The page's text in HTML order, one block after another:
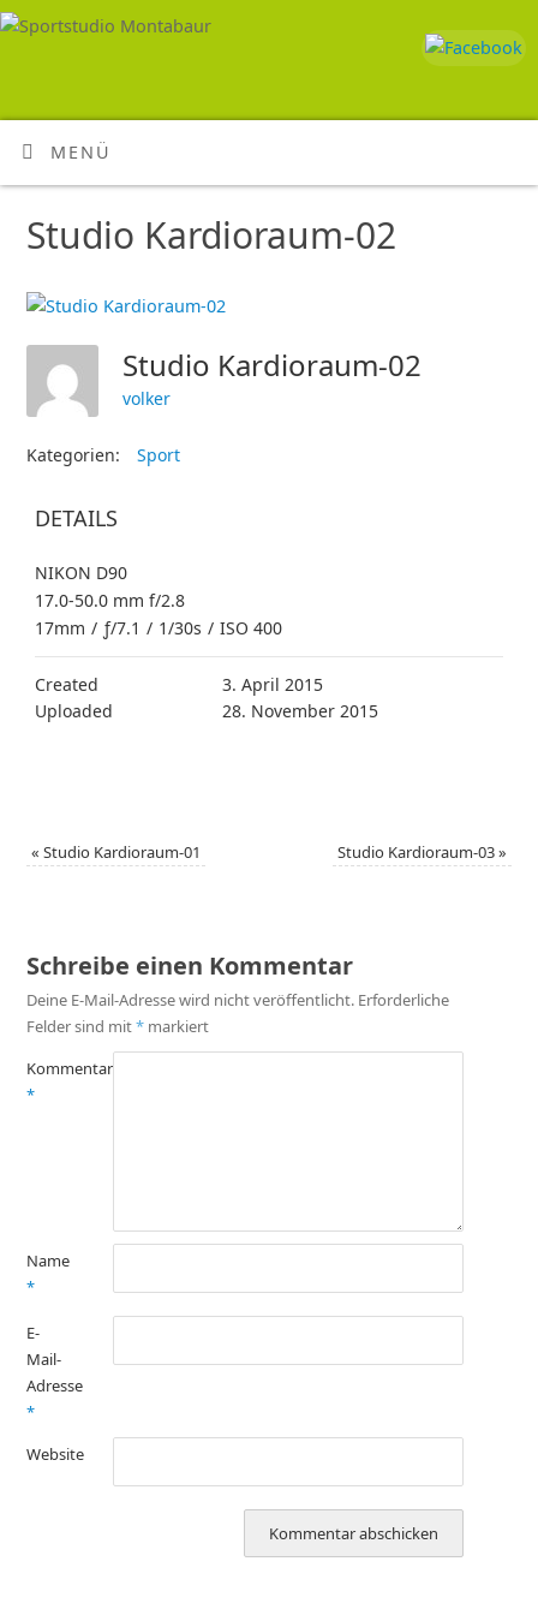
MENÜ
Studio Kardioraum-02
Studio Kardioraum-02
volker
Kategorien: Sport
DETAILS
NIKON D90
17.0-50.0 mm f/2.8
17mm / ƒ/7.1 / 1/30s / ISO 400
Created
3. April 2015
Uploaded
28. November 2015
« Studio Kardioraum-01 Studio Kardioraum-03»
Schreibe einen Kommentar
Deine E-Mail-Adresse wird nicht veröffentlicht. Erforderliche
Felder sind mit*markiert
Kommentar
*
Name
*
E-
Mail-
Adresse
*
Website